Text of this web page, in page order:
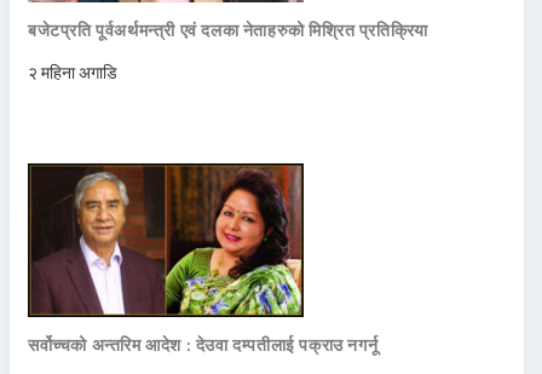
बजेटप्रति पूर्वअर्थमन्त्री एवं दलका नेताहरुको मिश्रित प्रतिक्रिया
२ महिना अगाडि
सर्वोच्चको अन्तरिम आदेश : देउवा दम्पतीलाई पक्राउ नगर्नू